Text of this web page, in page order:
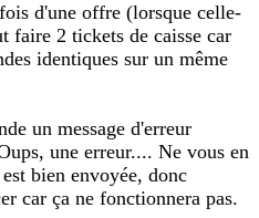
d'une offre (lorsque celle-
2 tickets de caisse car
identiques sur un même
un message d'erreur
une erreur.... Ne vous en
bien envoyée, donc
car ça ne fonctionnera pas.